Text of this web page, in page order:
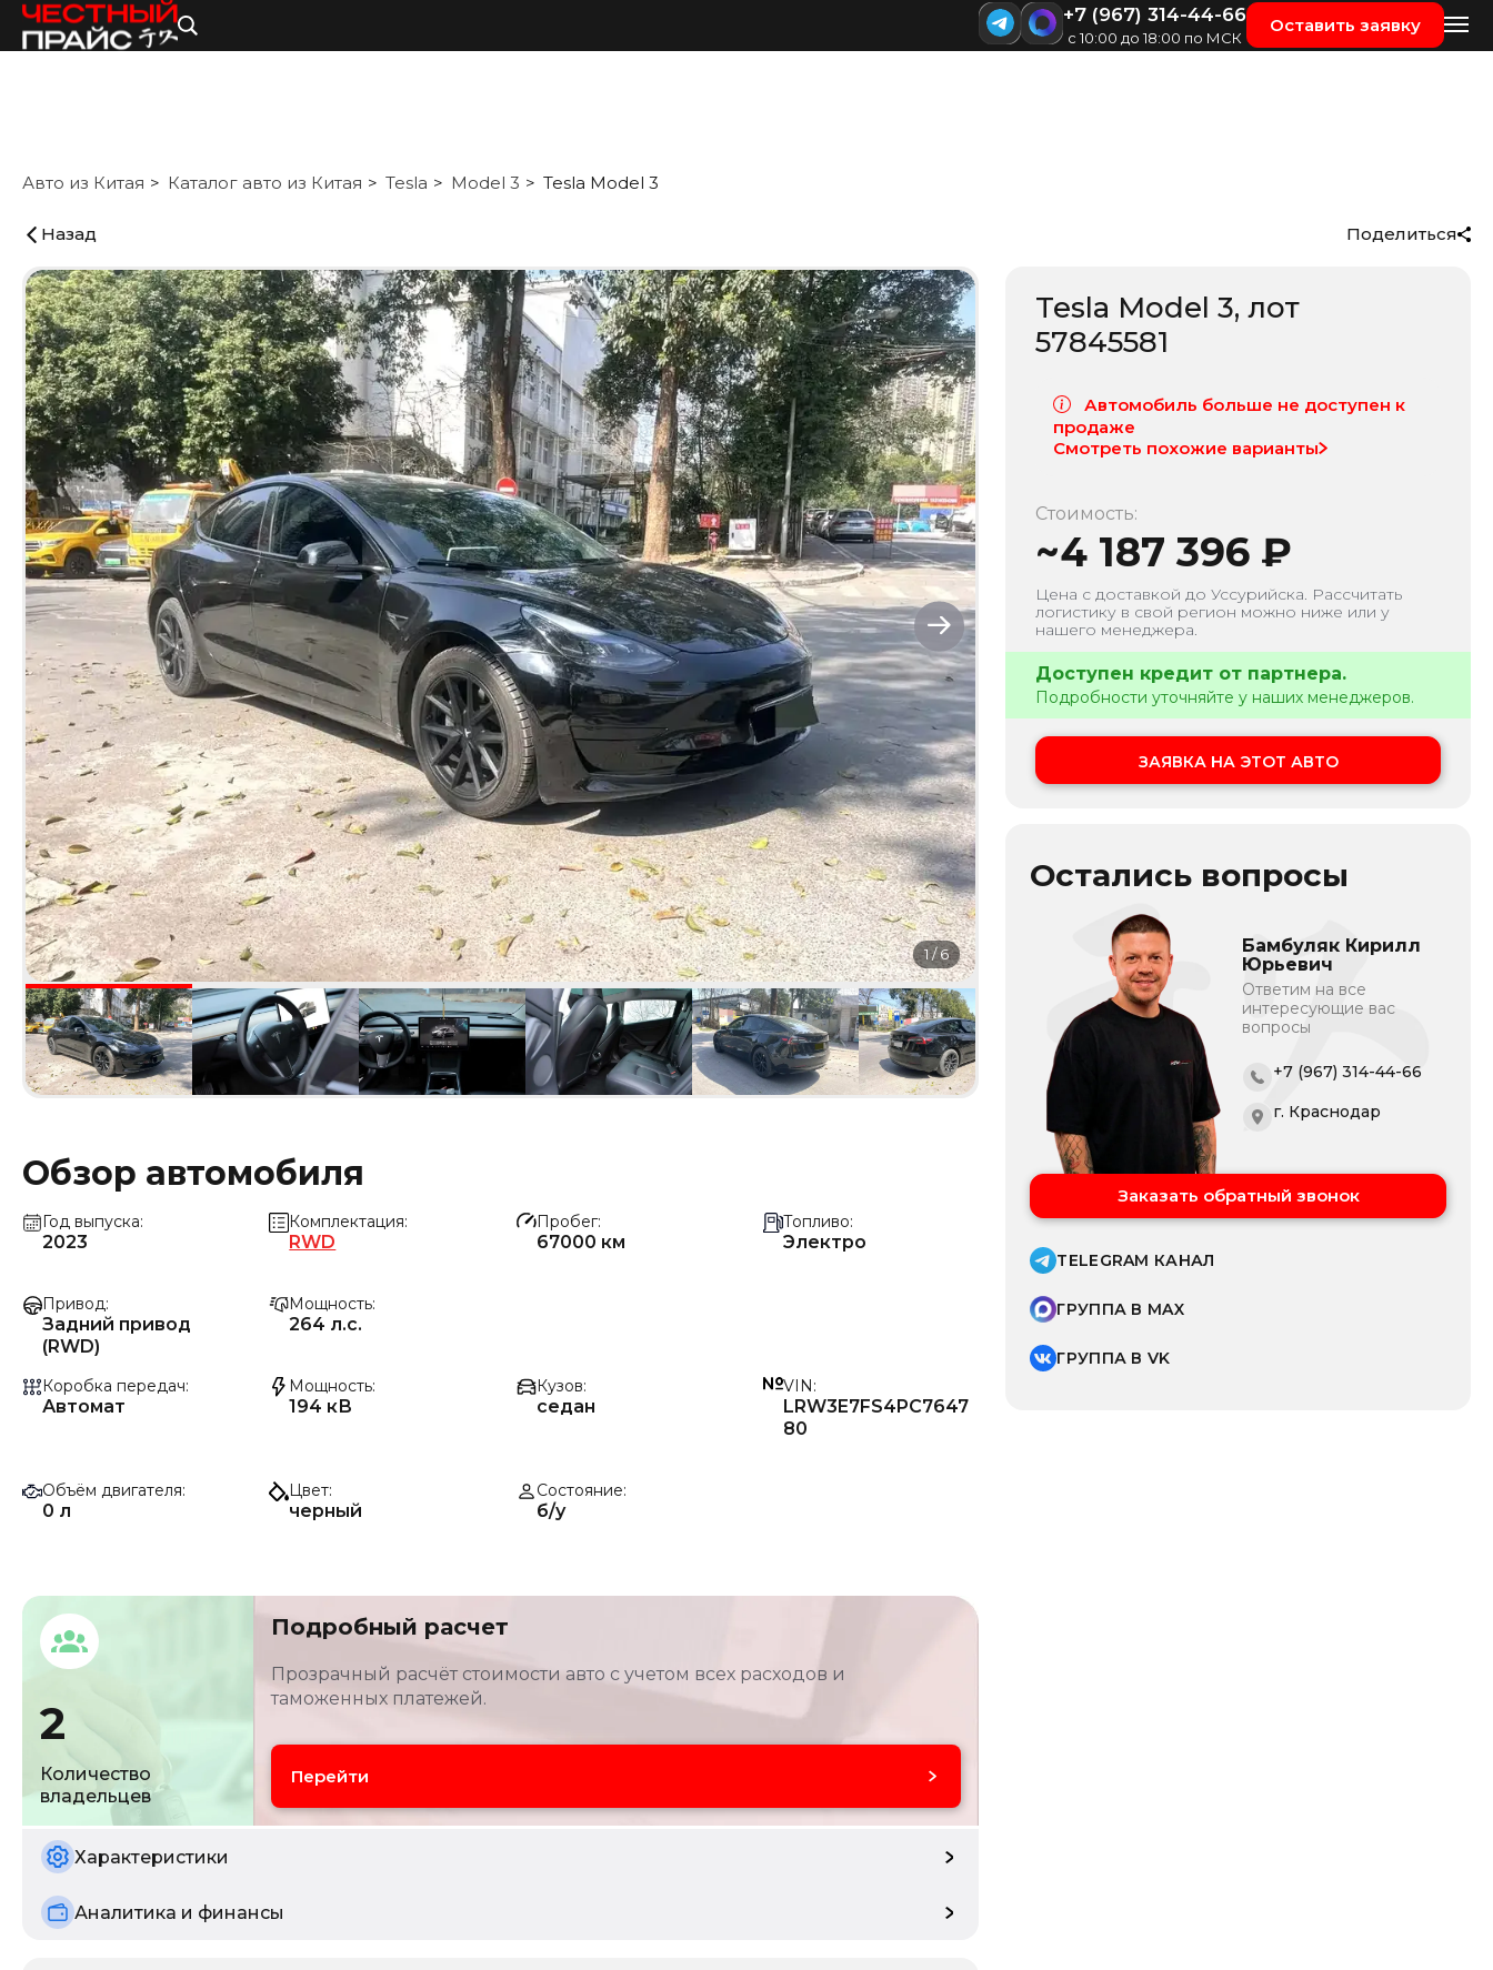
+7 (967) 314-44-66
с 10:00 до 18:00 по МСК
Оставить заявку
Авто из Китая Каталог авто из Китая Tesla Model 3 Tesla Model 3
Назад Поделиться
1/6
Обзор автомобиля
Год выпуска
2023
Комплектация
RWD
Пробег
67000 км
Топливо
Электро
Привод
Задний привод
(RWD)
Мощность
264 л.с.
Коробка передач
Автомат
Мощность
194 кВ
Кузов
седан
VIN
LRW3E7FS4PC7647
80
Объём двигателя
0 л
Цвет
черный
Состояние
б/у
2
Количество
владельцев
Подробный расчет
Прозрачный расчёт стоимости авто с учетом всех расходов и
таможенных платежей.
Перейти
Характеристики
Аналитика и финансы
Tesla Model 3, лот
57845581
Автомобиль больше не доступен к
продаже
Смотреть похожие варианты
Стоимость:
~4 187 396 ₽
Цена с доставкой до Уссурийска. Рассчитать
логистику в свой регион можно ниже или у
нашего менеджера.
Доступен кредит от партнера.
Подробности уточняйте у наших менеджеров.
ЗАЯВКА НА ЭТОТ АВТО
Остались вопросы
Бамбуляк Кирилл
Юрьевич
Ответим на все
интересующие вас
вопросы
+7 (967) 314-44-66
г. Краснодар
Заказать обратный звонок
TELEGRAM КАНАЛ
ГРУППА В MAX
ГРУППА В VK